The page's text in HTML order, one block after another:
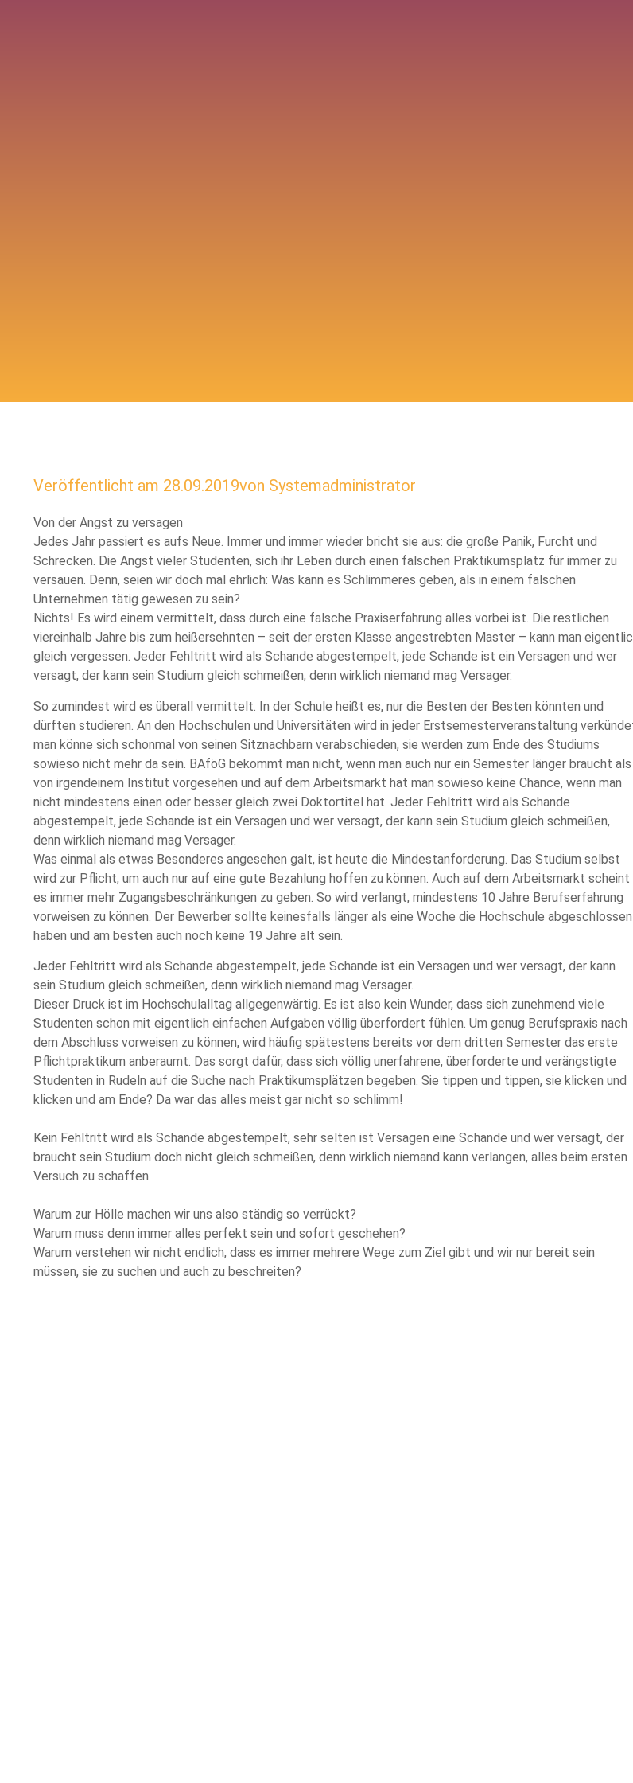
Veröffentlicht am 28.09.2019von Systemadministrator
Von der Angst zu versagen
Jedes Jahr passiert es aufs Neue. Immer und immer wieder bricht sie aus: die große Panik, Furcht und
Schrecken. Die Angst vieler Studenten, sich ihr Leben durch einen falschen Praktikumsplatz für immer zu
versauen. Denn, seien wir doch mal ehrlich: Was kann es Schlimmeres geben, als in einem falschen
Unternehmen tätig gewesen zu sein?
Nichts! Es wird einem vermittelt, dass durch eine falsche Praxiserfahrung alles vorbei ist. Die restlichen
viereinhalb Jahre bis zum heißersehnten – seit der ersten Klasse angestrebten Master – kann man
gleich vergessen. Jeder Fehltritt wird als Schande abgestempelt, jede Schande ist ein Versagen und wer
versagt, der kann sein Studium gleich schmeißen, denn wirklich niemand mag Versager.
So zumindest wird es überall vermittelt. In der Schule heißt es, nur die Besten der Besten könnten und
dürften studieren. An den Hochschulen und Universitäten wird in jeder Erstsemesterveranstaltung
man könne sich schonmal von seinen Sitznachbarn verabschieden, sie werden zum Ende des Studiums
sowieso nicht mehr da sein. BAföG bekommt man nicht, wenn man auch nur ein Semester länger braucht als
von irgendeinem Institut vorgesehen und auf dem Arbeitsmarkt hat man sowieso keine Chance, wenn man
nicht mindestens einen oder besser gleich zwei Doktortitel hat. Jeder Fehltritt wird als Schande
abgestempelt, jede Schande ist ein Versagen und wer versagt, der kann sein Studium gleich schmeißen,
denn wirklich niemand mag Versager.
Was einmal als etwas Besonderes angesehen galt, ist heute die Mindestanforderung. Das Studium selbst
wird zur Pflicht, um auch nur auf eine gute Bezahlung hoffen zu können. Auch auf dem Arbeitsmarkt scheint
es immer mehr Zugangsbeschränkungen zu geben. So wird verlangt, mindestens 10 Jahre Berufserfahrung
vorweisen zu können. Der Bewerber sollte keinesfalls länger als eine Woche die Hochschule abgeschlossen
haben und am besten auch noch keine 19 Jahre alt sein.
Jeder Fehltritt wird als Schande abgestempelt, jede Schande ist ein Versagen und wer versagt, der kann
sein Studium gleich schmeißen, denn wirklich niemand mag Versager.
Dieser Druck ist im Hochschulalltag allgegenwärtig. Es ist also kein Wunder, dass sich zunehmend viele
Studenten schon mit eigentlich einfachen Aufgaben völlig überfordert fühlen. Um genug Berufspraxis nach
dem Abschluss vorweisen zu können, wird häufig spätestens bereits vor dem dritten Semester das erste
Pflichtpraktikum anberaumt. Das sorgt dafür, dass sich völlig unerfahrene, überforderte und verängstigte
Studenten in Rudeln auf die Suche nach Praktikumsplätzen begeben. Sie tippen und tippen, sie klicken und
klicken und am Ende? Da war das alles meist gar nicht so schlimm!
Kein Fehltritt wird als Schande abgestempelt, sehr selten ist Versagen eine Schande und wer versagt, der
braucht sein Studium doch nicht gleich schmeißen, denn wirklich niemand kann verlangen, alles beim ersten
Versuch zu schaffen.
Warum zur Hölle machen wir uns also ständig so verrückt?
Warum muss denn immer alles perfekt sein und sofort geschehen?
Warum verstehen wir nicht endlich, dass es immer mehrere Wege zum Ziel gibt und wir nur bereit sein
müssen, sie zu suchen und auch zu beschreiten?